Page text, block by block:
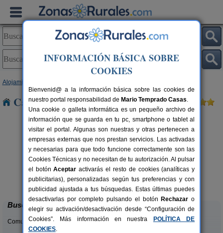
Alojamientos
Casas Rurales cerca de Yugueros
8+1 pers.
desde27 €
Complejo Rural Aguas Frías
La Omañuela (León)
Buscar
Comunidades:
INFORMACIÓN BÁSICA SOBRE
COOKIES
Bienvenid@ a la información básica sobre las cookies de
nuestro portal responsabilidad de Mario Temprado Casas.
Una cookie o galleta informática es un pequeño archivo de
información que se guarda en tu pc, smartphone o tablet al
visitar el portal. Algunas son nuestras y otras pertenecen a
empresas externas que nos prestan servicios. Las activadas
y necesarias para que todo funcione correctamente son las
Cookies Técnicas y no necesitan de tu autorización. Al pulsar
el botónAceptar activarás el resto de cookies (analíticas y
publicitarias), personalizadas según tus preferencias y con
publicidad ajustada a tus búsquedas. Estas últimas puedes
desactivarlas por completo pulsando el botón Rechazar o
elegir su activación/desactivación desde “Configuración de
Cookies”. Más información en nuestra
POLÍTICA DE
COOKIES.